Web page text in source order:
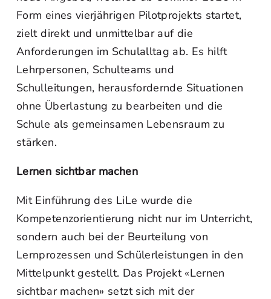
Form eines vierjährigen Pilotprojekts startet,
zielt direkt und unmittelbar auf die
Anforderungen im Schulalltag ab. Es hilft
Lehrpersonen, Schulteams und
Schulleitungen, herausfordernde Situationen
ohne Überlastung zu bearbeiten und die
Schule als gemeinsamen Lebensraum zu
stärken.
Lernen sichtbar machen
Mit Einführung des LiLe wurde die
Kompetenzorientierung nicht nur im Unterricht,
sondern auch bei der Beurteilung von
Lernprozessen und Schülerleistungen in den
Mittelpunkt gestellt. Das Projekt «Lernen
sichtbar machen» setzt sich mit der